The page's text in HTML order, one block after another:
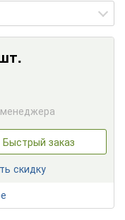
Быстрый заказ
скидку